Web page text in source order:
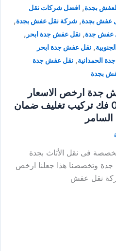
بجدة, افضل شركات نقل
عفش بجدة, شركة نقل عفش بجدة,
عفش جدة, نقل عفش جدة ابحر ,
, نقل عفش جدة ابحر
الحمدانية, نقل عفش جدة
بجدة
جدة ارخص الاسعار
0560533140 فك تركيب تغليف ضمان
السامر
فى نقل الأثاث بجدة
وتخصصنا هذا جعلنا ارخص
نقل عفش